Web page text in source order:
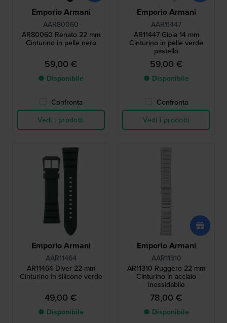
Emporio Armani
AAR80060
AR80060 Renato 22 mm
Cinturino in pelle nero
59,00 €
● Disponibile
Confronta
Vedi i prodotti
Emporio Armani
AAR11447
AR11447 Gioia 14 mm
Cinturino in pelle verde
pastello
59,00 €
● Disponibile
Confronta
Vedi i prodotti
Emporio Armani
AAR11464
AR11464 Diver 22 mm
Cinturino in silicone verde
49,00 €
● Disponibile
Emporio Armani
AAR11310
AR11310 Ruggero 22 mm
Cinturino in acciaio
inossidabile
78,00 €
● Disponibile